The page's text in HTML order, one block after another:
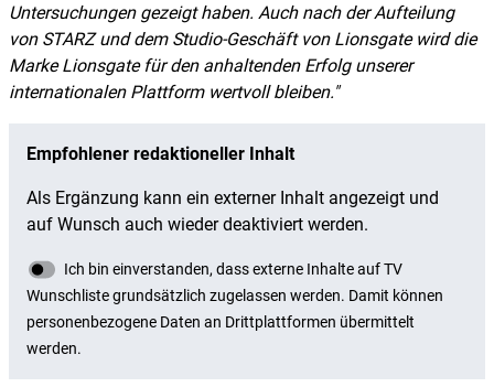
Untersuchungen gezeigt haben. Auch nach der Aufteilung
von STARZ und dem Studio-Geschäft von Lionsgate wird die
Marke Lionsgate für den anhaltenden Erfolg unserer
internationalen Plattform wertvoll bleiben.